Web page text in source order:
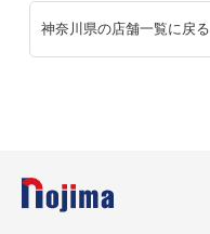
神奈川県の店舗一覧に戻る